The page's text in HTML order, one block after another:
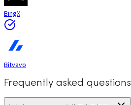
BingX
Bitvavo
Frequently asked questions